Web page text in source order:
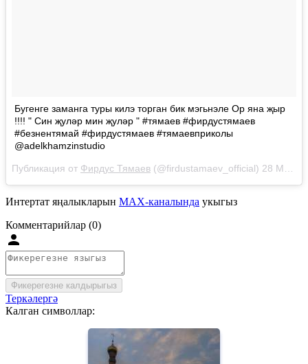
Бугенге заманга туры килэ торган бик мэгьнэле Ор яна җыр
!!!! " Син җуләр мин җуләр " #тямаев #фирдустямаев
#безнентямай #фирдустямаев #тямаевприколы
@adelkhamzinstudio
Публикация от Фирдус Тямаев (@firdustamaev_official) 28 Май 2018 в 10:08 PDT
Интертат яңалыкларын MAX-каналында укыгыз
Комментарийлар (0)
Фикерегезне калдырыгыз
Теркәлергә
Калган символлар: